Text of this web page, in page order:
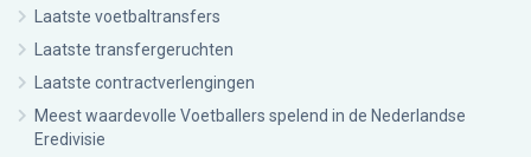
Laatste voetbaltransfers
Laatste transfergeruchten
Laatste contractverlengingen
Meest waardevolle Voetballers spelend in de Nederlandse
Eredivisie